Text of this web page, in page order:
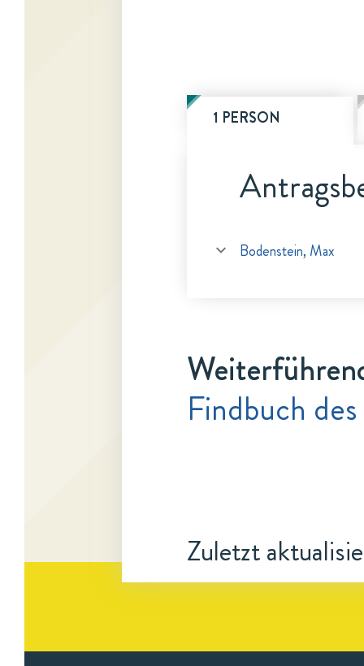
1 PERSON
Bodenstein, Max
Findbuch
Zuletzt